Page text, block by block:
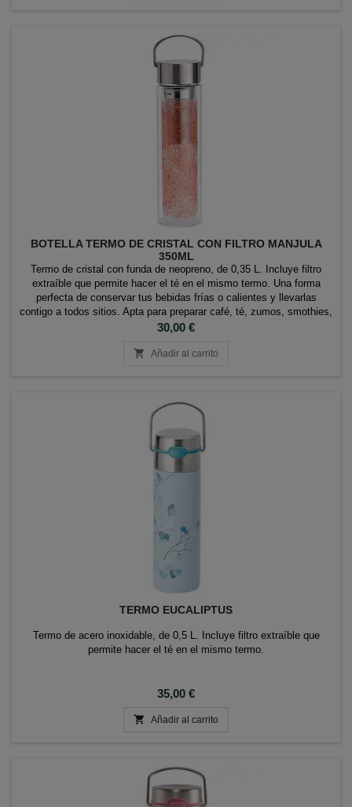
BOTELLA TERMO DE CRISTAL CON FILTRO MANJULA
350ML
Termo de cristal con funda de neopreno, de 0,35 L. Incluye filtro
extraíble que permite hacer el té en el mismo termo. Una forma
perfecta de conservar tus bebidas frías o calientes y llevarlas
contigo a todos sitios. Apta para preparar café, té, zumos, smothies,
batidos, té helado... Marca: Flowtea
Precio
30,00 €
 Añadir al carrito
TERMO EUCALIPTUS
Termo de acero inoxidable, de 0,5 L. Incluye filtro extraíble que
permite hacer el té en el mismo termo.
Precio
35,00 €
 Añadir al carrito